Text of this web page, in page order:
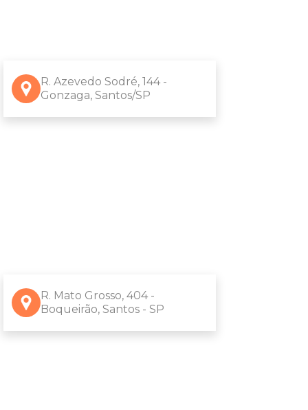
R. Azevedo Sodré, 144 -
Gonzaga, Santos/SP
R. Mato Grosso, 404 -
Boqueirão, Santos - SP